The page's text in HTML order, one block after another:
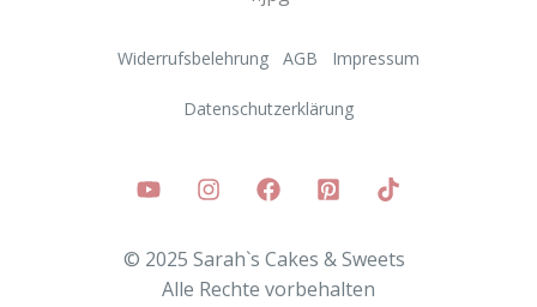
Widerrufsbelehrung AGB Impressum
Datenschutzerklärung
© 2025 Sarah`s Cakes & Sweets
Alle Rechte vorbehalten